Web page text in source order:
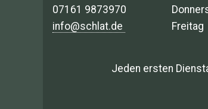
07161 9873970
info@schlat.de
Freitag
Jeden ersten